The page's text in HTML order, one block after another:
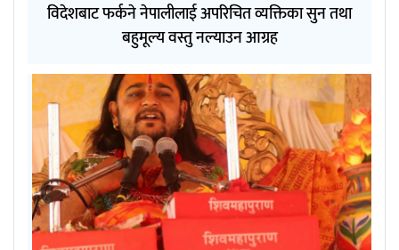
विदेशबाट फर्कने नेपालीलाई अपरिचित व्यक्तिका सुन तथा
बहुमूल्य वस्तु नल्याउन आग्रह